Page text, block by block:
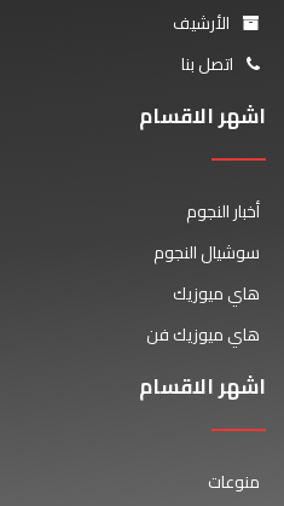
الأرشيف
اتصل بنا
اشهر الاقسام
أخبار النجوم
سوشيال النجوم
هاي ميوزيك
هاي ميوزيك فن
اشهر الاقسام
منوعات